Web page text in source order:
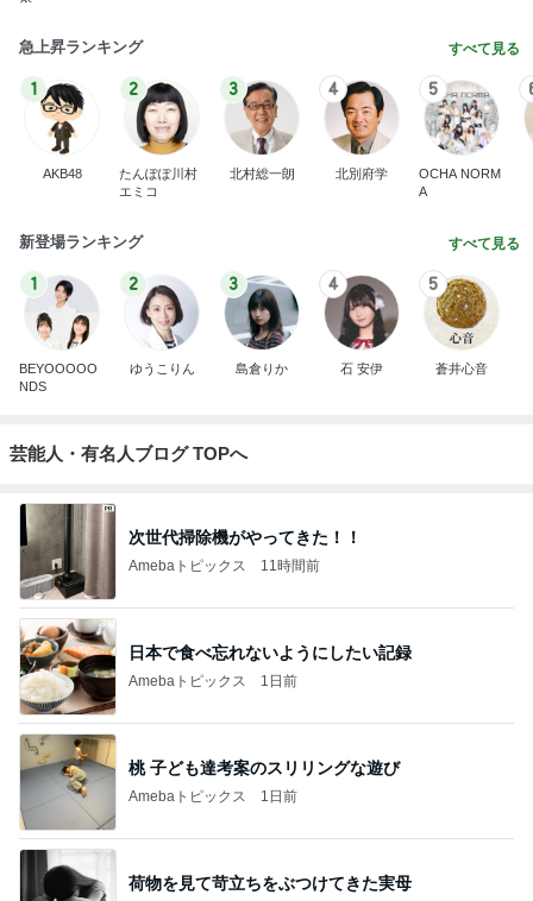
急上昇ランキング すべて見る
1
AKB48
2
たんぽぽ川村
エミコ
3
北村総一朗
4
北別府学
5
OCHA NORM
A
新登場ランキング すべて見る
1
BEYOOOOO
NDS
2
ゆうこりん
3
島倉りか
4
石 安伊
5
蒼井心音
芸能人・有名人ブログ TOPへ
次世代掃除機がやってきた！！
Amebaトピックス 11時間前
日本で食べ忘れないようにしたい記録
Amebaトピックス 1日前
桃 子ども達考案のスリリングな遊び
Amebaトピックス 1日前
荷物を見て苛立ちをぶつけてきた実母